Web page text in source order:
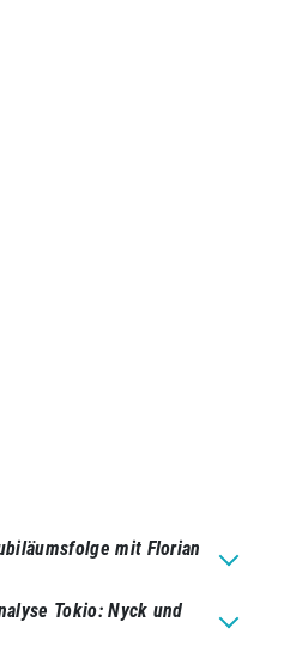
mit Florian
Tokio: Nyck und